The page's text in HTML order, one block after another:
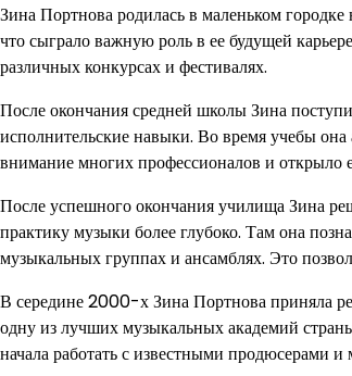
Зина Портнова родилась в маленьком
что сыграло важную роль в ее будущей
различных конкурсах и фестивалях.
После окончания средней школы Зина
исполнительские навыки. Во время учебы
внимание многих профессионалов и
После успешного окончания училища Зина
практику музыки более глубоко. Там она
музыкальных группах и ансамблях. Это
В середине 2000-х Зина Портнова приняла
одну из лучших музыкальных академий
начала работать с известными продюсерами